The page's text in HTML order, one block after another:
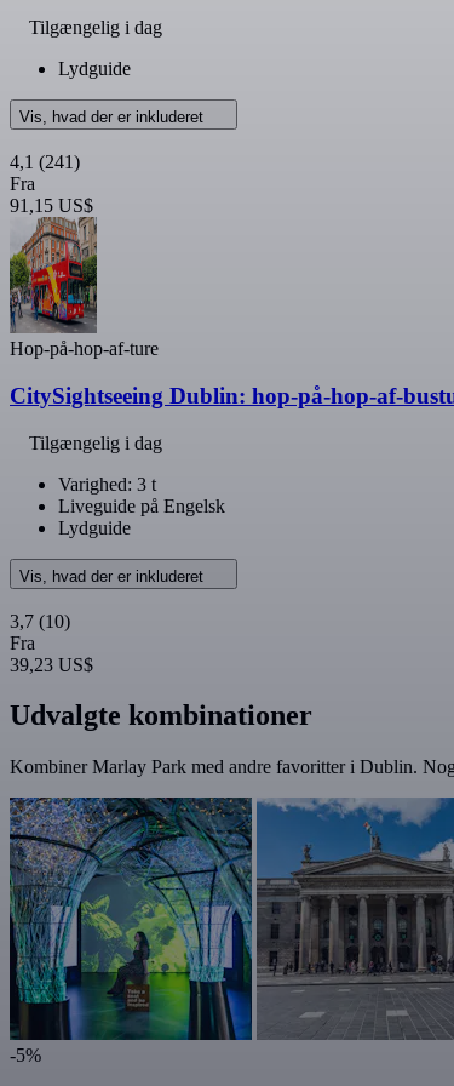
Tilgængelig i dag
Lydguide
Vis, hvad der er inkluderet
4,1 (241)
Fra
91,15 US$
Hop-på-hop-af-ture
CitySightseeing Dublin: hop-på-hop-af-
Tilgængelig i dag
Varighed: 3 t
Liveguide på Engelsk
Lydguide
Vis, hvad der er inkluderet
3,7 (10)
Fra
39,23 US$
Udvalgte kombinationer
Kombiner Marlay Park med andre favoritter i Dublin.
-5%